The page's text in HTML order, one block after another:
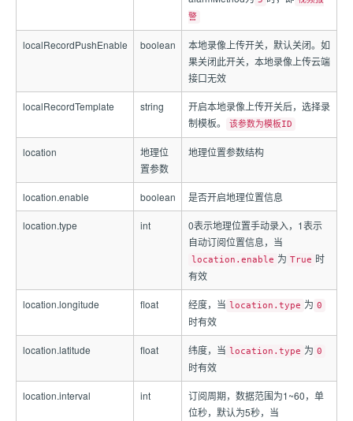
警
localRecordPushEnable boolean
本地录像上传开关，默认关闭。如
果关闭此开关，本地录像上传云端
接口无效
localRecordTemplate string
开启本地录像上传开关后，选择录
制模板。
该参数为模板ID
location
地理位
置参数
地理位置参数结构
location.enable boolean 是否开启地理位置信息
location.type int
0表示地理位置手动录入，1表示
自动订阅位置信息，当
location.enable 为 True 时
有效
location.longitude float 经度，当 location.type 为 0
时有效
location.latitude float 纬度，当 location.type 为 0
时有效
location.interval int
订阅周期，数据范围为1~60，单
位秒，默认为5秒，当